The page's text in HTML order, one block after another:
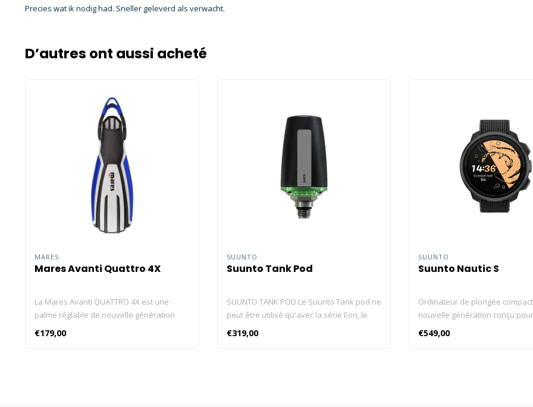
Precies wat ik nodig had. Sneller geleverd als verwacht.
D’autres ont aussi acheté
MARES
Mares Avanti Quattro 4X
La Mares Avanti QUATTRO 4X est une
palme réglable de nouvelle génération
alliant confort, puissance et contrôle.
€179,00
SUUNTO
Suunto Tank Pod
SUUNTO TANK POD Le Suunto Tank pod ne
peut être utilisé qu'avec la série Eon, le
Suunto D5, le Suunto Ocean, le Suunto
€319,00
SUUNTO
Suunto Nautic S
Ordinateur de plongée
nouvelle génération conçu
aventures de plongée. Écran
€549,00